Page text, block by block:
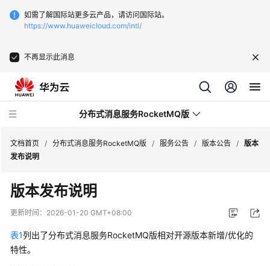
如需了解国际站更多云产品，请访问国际站。
https://www.huaweicloud.com/intl/
不再显示此消息
分布式消息服务RocketMQ版
最
新
动
服
文档首页 / 分布式消息服务RocketMQ版 / 服务公告 / 版本公告 / 版本
发布说明
版本发布说明
更新时间： 2026-01-20 GMT+08:00
表1列出了分布式消息服务RocketMQ版相对开源版本新增/优化的
特性。